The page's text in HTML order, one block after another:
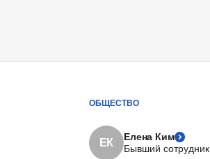
ОБЩЕСТВО
ЕК
Елена Ким
Бывший сотрудник